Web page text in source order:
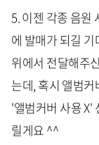
5. 이젠 각종 음원
에 발매가 되길
위에서 전달해주
는데, 혹시 앨범
'앨범커버 사용 X'
릴게요 ^^